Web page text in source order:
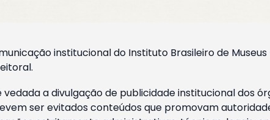
institucional do Instituto Brasileiro de
a divulgação de publicidade institucional dos
ser evitados conteúdos que promovam